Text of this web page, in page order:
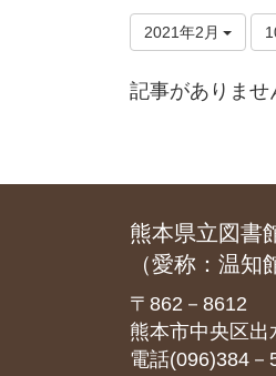
2021年2月
記事がありませ
熊本県立図書
（愛称：温知
〒862－8612
熊本市中央区
電話(096)384－